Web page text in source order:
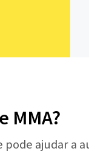
MMA?
pode ajudar a